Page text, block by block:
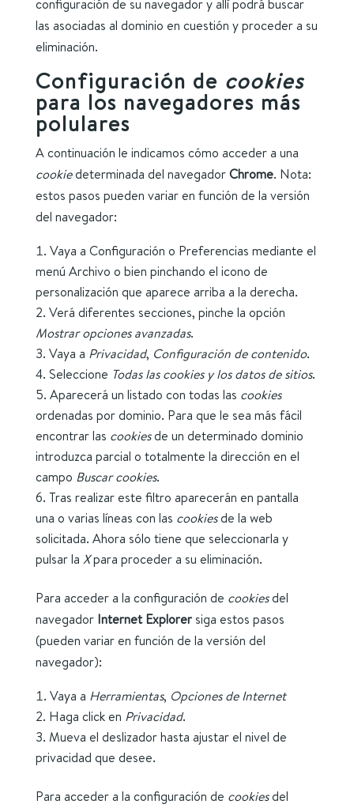
configuración de su navegador y allí podrá buscar
las asociadas al dominio en cuestión y proceder a su
eliminación.
Configuración de cookies
para los navegadores más
polulares
A continuación le indicamos cómo acceder a una
cookiedeterminada del navegadorChrome. Nota:
estos pasos pueden variar en función de la versión
del navegador:
Vaya a Configuración o Preferencias mediante el
menú Archivo o bien pinchando el icono de
personalización que aparece arriba a la derecha.
Verá diferentes secciones, pinche la opción
Mostrar opciones avanzadas.
Vaya a Privacidad, Configuración de contenido.
Seleccione Todas lascookiesy los datos de sitios.
Aparecerá un listado con todas las cookies
ordenadas por dominio. Para que le sea más fácil
encontrar las cookiesde un determinado dominio
introduzca parcial o totalmente la dirección en el
campo Buscar cookies.
Tras realizar este filtro aparecerán en pantalla
una o varias líneas con las cookiesde la web
solicitada. Ahora sólo tiene que seleccionarla y
pulsar la Xpara proceder a su eliminación.
Para acceder a la configuración de cookiesdel
navegador Internet Explorersiga estos pasos
(pueden variar en función de la versión del
navegador):
Vaya a Herramientas, Opciones de Internet
Haga click en Privacidad.
Mueva el deslizador hasta ajustar el nivel de
privacidad que desee.
Para acceder a la configuración de cookiesdel